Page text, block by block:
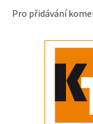
Pro přidávání